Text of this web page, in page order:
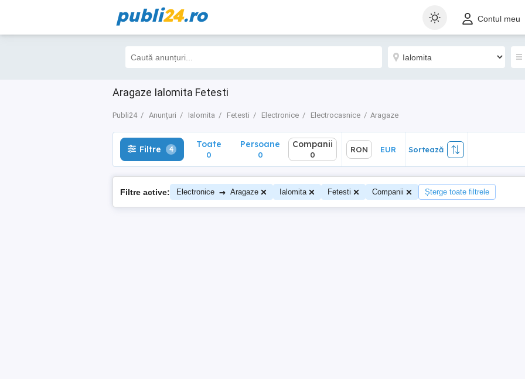
publi24.ro Contul meu
Aragaze Ialomita Fetesti
Publi24 Anunțuri Ialomita Fetesti Electronice Electrocasnice Aragaze
Filtre 4 Toate
0
Sortează
Filtre 4 Toate
0
Persoane
0
Companii
0
RON EUR Sortează
Filtre active: Electronice → Aragaze Ialomita Fetesti Companii Șterge toate filtrele